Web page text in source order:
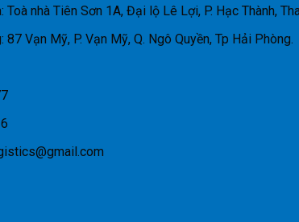
Toà nhà Tiên Sơn 1A, Đại lộ Lê Lợi, P. Hạc Thành,
Vạn Mỹ, P. Vạn Mỹ, Q. Ngô Quyền, Tp Hải Phòng.